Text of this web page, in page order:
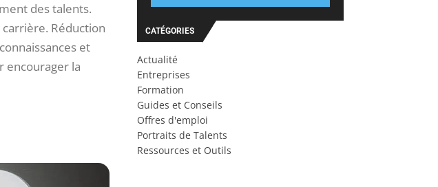
des talents.
Réduction
et
encourager la
CATÉGORIES
Actualité
Entreprises
Formation
Guides et Conseils
Offres d'emploi
Portraits de Talents
Ressources et Outils